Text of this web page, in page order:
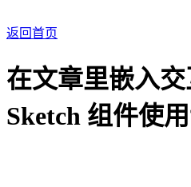
返回首页
在文章里嵌入交
Sketch 组件使